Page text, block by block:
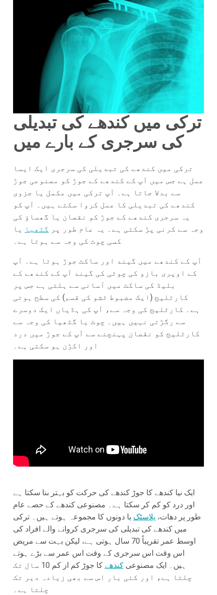
ترکی میں کندھے کی تبدیلی
کی سرجری کے بارے میں
ترکی میں کندھے کی تبدیلی کی سرجری ایک ایسا
عمل ہے جس میں آپ کے کندھے کے جوڑ کو مصنوعی جوڑ
سے بدلا جاتا ہے۔ آپ ترکی میں مکمل یا جزوی
کندھے کی تبدیلی کا عمل کروا سکتے ہیں۔ آپ کو
یہ سرجری کندھے کے جوڑ کو نقصان یا گھساؤ کی
وجہ سے کرنی پڑ سکتی ہے۔ یہ عام طور پر گٹھیا
یا
کسی چوٹ کی وجہ سے ہوتا ہے۔
آپ کے کندھے میں گیند اور ساکٹ جوڑ ہوتا ہے۔ آپ
کے اوپری بازو کی چوٹی کی گیند آپ کے کندھے کے
بلیڈ کی ساکٹ میں آسانی سے ہلتی ہے جس پر
کارٹلیج (ایک مضبوط ٹشو کی قسم) کی سطح ہوتی
ہے۔ کارٹلیج کی وجہ سے، آپ کی ہڈیاں ایک دوسرے
سے رگڑتی نہیں ہیں۔ چوٹ یا گٹھیا کی وجہ سے
کارٹلیج کو نقصان پہنچنے سے آپ کے جوڑ میں درد
اور اکڑن ہو سکتی ہے۔
ایک نیا کندھے کا جوڑ کندھے کی حرکت کو بہتر بنا سکتا ہے
اور درد کو کم کر سکتا ہے۔ مصنوعی کندھے کے حصے عام
طور پر دھات، پلاسٹک یا دونوں کا مجموعہ ہوتے ہیں۔ ترکی
میں کندھے کی تبدیلی کی سرجری کروانے والے افراد کی
اوسط عمر تقریباً 70 سال ہوتی ہے، لیکن بہت سے مریض
اس وقت اس سرجری کے وقت اس عمر سے بڑے ہوتے
ہیں۔ ایک مصنوعیکندھے
کا جوڑ کم از کم 10 سال تک
چلتا ہے، اور کئی بار اس سے بھی زیادہ دیر تک
چلتا ہے۔